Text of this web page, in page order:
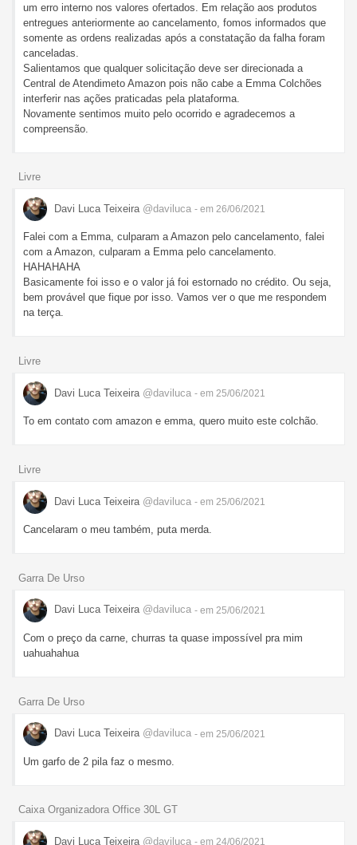
um erro interno nos valores ofertados. Em relação aos produtos
entregues anteriormente ao cancelamento, fomos informados que
somente as ordens realizadas após a constatação da falha foram
canceladas.
Salientamos que qualquer solicitação deve ser direcionada a
Central de Atendimeto Amazon pois não cabe a Emma Colchões
interferir nas ações praticadas pela plataforma.
Novamente sentimos muito pelo ocorrido e agradecemos a
compreensão.
Livre
Davi Luca Teixeira @daviluca - em 26/06/2021
Falei com a Emma, culparam a Amazon pelo cancelamento, falei
com a Amazon, culparam a Emma pelo cancelamento.
HAHAHAHA
Basicamente foi isso e o valor já foi estornado no crédito. Ou seja,
bem provável que fique por isso. Vamos ver o que me respondem
na terça.
Livre
Davi Luca Teixeira @daviluca - em 25/06/2021
To em contato com amazon e emma, quero muito este colchão.
Livre
Davi Luca Teixeira @daviluca - em 25/06/2021
Cancelaram o meu também, puta merda.
Garra De Urso
Davi Luca Teixeira @daviluca - em 25/06/2021
Com o preço da carne, churras ta quase impossível pra mim
uahuahahua
Garra De Urso
Davi Luca Teixeira @daviluca - em 25/06/2021
Um garfo de 2 pila faz o mesmo.
Caixa Organizadora Office 30L GT
Davi Luca Teixeira @daviluca - em 24/06/2021